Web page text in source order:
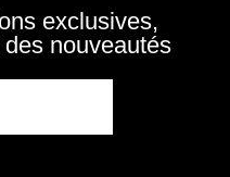
exclusives,
nouveautés